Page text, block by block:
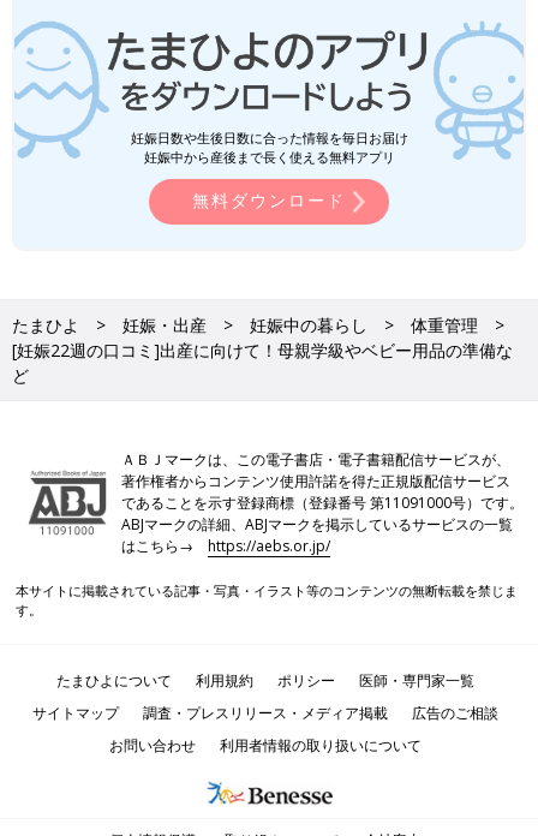
妊娠日数や生後日数に合った情報を毎日お届け
妊娠中から産後まで長く使える無料アプリ
無料ダウンロード
たまひよ 妊娠・出産 妊娠中の暮らし
体重管理
[妊娠22週の口コミ]出産に向けて！母親学級やベビー用品の準備な
ど
ＡＢＪマークは、この電子書店・電子書籍配信サービスが、
著作権者からコンテンツ使用許諾を得た正規版配信サービス
であることを示す登録商標（登録番号 第11091000号）です。
ABJマークの詳細、ABJマークを掲示しているサービスの一覧
はこちら→https://aebs.or.jp/
本サイトに掲載されている記事・写真・イラスト等のコンテンツの無断転載を禁じま
す。
たまひよについて 利用規約 ポリシー
医師・専門家一覧
サイトマップ
調査・プレスリリース・メディア掲載
広告のご相談
お問い合わせ
利用者情報の取り扱いについて